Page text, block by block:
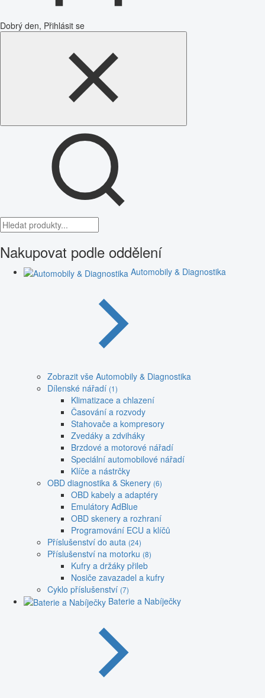
Dobrý den, Přihlásit se
Nakupovat podle oddělení
Automobily & Diagnostika
Zobrazit vše Automobily & Diagnostika
Dílenské nářadí (1)
Klimatizace a chlazení
Časování a rozvody
Stahovače a kompresory
Zvedáky a zdviháky
Brzdové a motorové nářadí
Speciální automobilové nářadí
Klíče a nástrčky
OBD diagnostika & Skenery (6)
OBD kabely a adaptéry
Emulátory AdBlue
OBD skenery a rozhraní
Programování ECU a klíčů
Příslušenství do auta (24)
Příslušenství na motorku (8)
Kufry a držáky přileb
Nosiče zavazadel a kufry
Cyklo příslušenství (7)
Baterie a Nabíječky